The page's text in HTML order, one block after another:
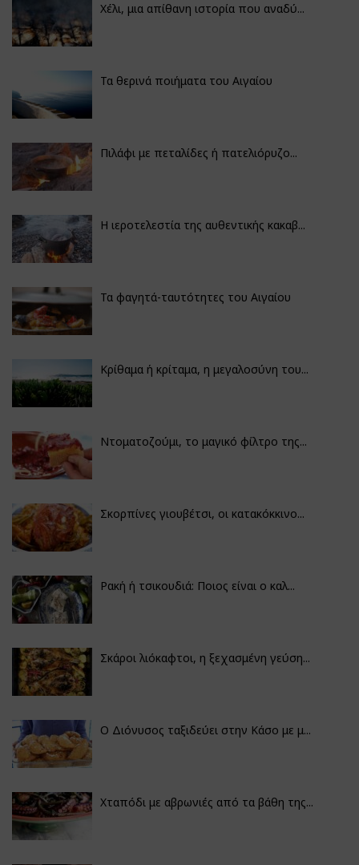
Χέλι, μια απίθανη ιστορία που αναδύ...
Τα θερινά ποιήματα του Αιγαίου
Πιλάφι με πεταλίδες ή πατελιόρυζο...
Η ιεροτελεστία της αυθεντικής κακαβ...
Τα φαγητά-ταυτότητες του Αιγαίου
Κρίθαμα ή κρίταμα, η μεγαλοσύνη του...
Ντοματοζούμι, το μαγικό φίλτρο της...
Σκορπίνες γιουβέτσι, οι κατακόκκινο...
Ρακή ή τσικουδιά: Ποιος είναι ο καλ...
Σκάροι λιόκαφτοι, η ξεχασμένη γεύση...
Ο Διόνυσος ταξιδεύει στην Κάσο με μ...
Χταπόδι με αβρωνιές από τα βάθη της...